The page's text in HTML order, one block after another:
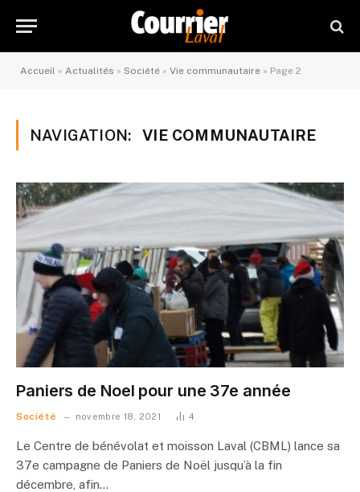
Accueil » Actualités » Société » Vie communautaire » Page 2
NAVIGATION: VIE COMMUNAUTAIRE
Paniers de Noel pour une 37e année
Société novembre 18, 2021 4
Le Centre de bénévolat et moisson Laval (CBML) lance sa
37e campagne de Paniers de Noël jusqu’à la fin
décembre, afin…